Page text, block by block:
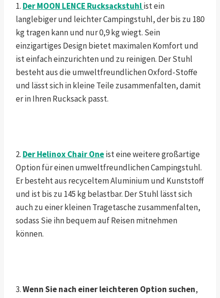
1. Der MOON LENCE Rucksackstuhlist ein
langlebiger und leichter Campingstuhl, der bis zu 180
kg tragen kann und nur 0,9 kg wiegt. Sein
einzigartiges Design bietet maximalen Komfort und
ist einfach einzurichten und zu reinigen. Der Stuhl
besteht aus die umweltfreundlichen Oxford-Stoffe
und lässt sich in kleine Teile zusammenfalten, damit
er in Ihren Rucksack passt.
2. Der Helinox Chair Oneist eine weitere großartige
Option für einen umweltfreundlichen Campingstuhl.
Er besteht aus recyceltem Aluminium und Kunststoff
und ist bis zu 145 kg belastbar. Der Stuhl lässt sich
auch zu einer kleinen Tragetasche zusammenfalten,
sodass Sie ihn bequem auf Reisen mitnehmen
können.
3.Wenn Sie nach einer leichteren Option suchen,